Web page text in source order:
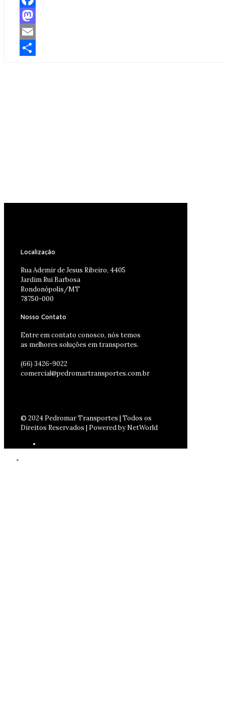
Facebook
Mastodon
Email
Localização
Rua Ademir de Jesus Ribeiro, 4405
Jardim Rui Barbosa
Rondonópolis/MT
78750-000
Nosso Contato
Entre em contato conosco, nós temos
as melhores soluções em transportes.
(66) 3426-9022
comercial@pedromartransportes.com.br
© 2024 Pedromar Transportes | Todos os
Direitos Reservados | Powered by NetWorld